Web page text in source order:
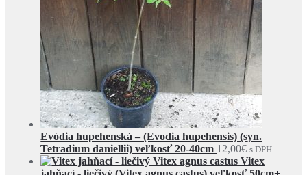
Evódia hupehenská – (Evodia hupehensis) (syn.
Tetradium daniellii) veľkosť 20-40cm 12,00€ s DPH
Vitex